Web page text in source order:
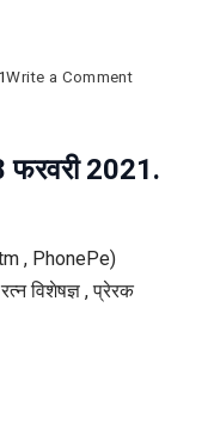
Write a Commenton
फरवरी
फरवरी 2021.
, PhonePe)
विशेषज्ञ , प्रेरक